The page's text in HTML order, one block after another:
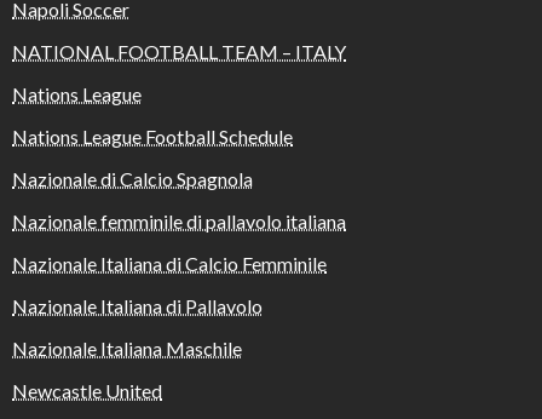
Napoli Soccer
NATIONAL FOOTBALL TEAM – ITALY
Nations League
Nations League Football Schedule
Nazionale di Calcio Spagnola
Nazionale femminile di pallavolo italiana
Nazionale Italiana di Calcio Femminile
Nazionale Italiana di Pallavolo
Nazionale Italiana Maschile
Newcastle United